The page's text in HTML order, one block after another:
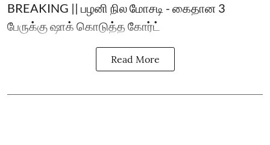
BREAKING || பழனி நில மோசடி - கைதான 3
பேருக்கு ஷாக் கொடுத்த கோர்ட்
Read More